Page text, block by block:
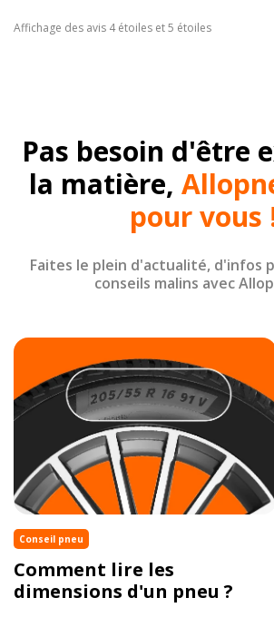
Affichage des avis 4 étoiles et 5 étoiles
Pas besoin d'être
la matière,
pour vous
Faites le plein d'actualité, d'infos
conseils malins avec
Conseil pneu
Comment lire les
dimensions d'un pneu ?